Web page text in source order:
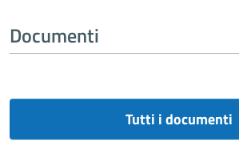
Documenti
Tutti i documenti